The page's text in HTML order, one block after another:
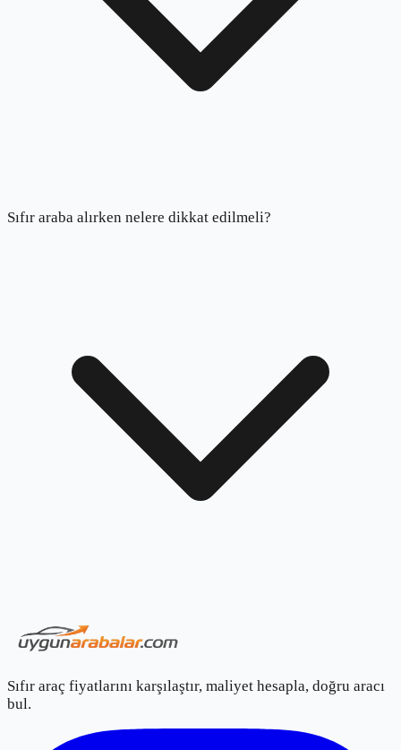
Sıfır araba alırken nelere dikkat edilmeli?
Sıfır araç fiyatlarını karşılaştır, maliyet hesapla, doğru aracı
bul.